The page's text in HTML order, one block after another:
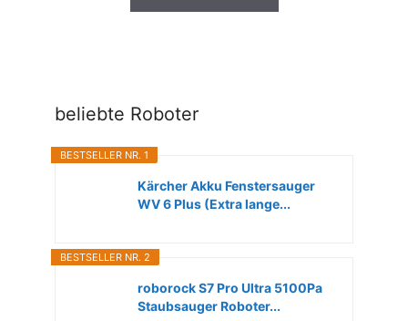
beliebte Roboter
BESTSELLER NR. 1
Kärcher Akku Fenstersauger
WV 6 Plus (Extra lange...
BESTSELLER NR. 2
roborock S7 Pro Ultra 5100Pa
Staubsauger Roboter...